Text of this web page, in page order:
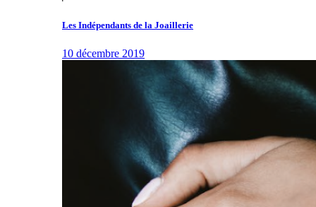
Les Indépendants de la Joaillerie
10 décembre 2019